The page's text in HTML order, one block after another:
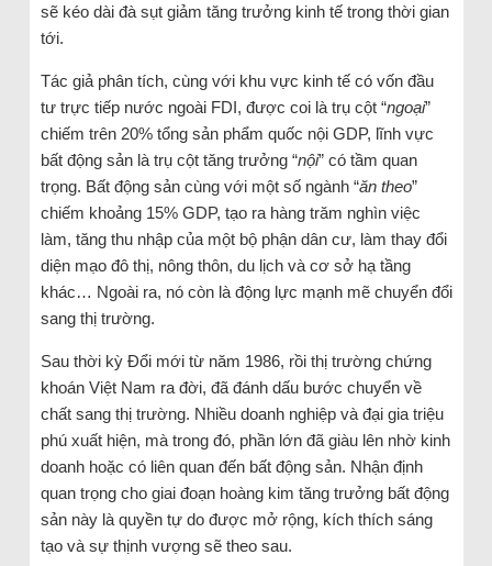
sẽ kéo dài đà sụt giảm tăng trưởng kinh tế trong thời gian
tới.
Tác giả phân tích, cùng với khu vực kinh tế có vốn đầu
tư trực tiếp nước ngoài FDI, được coi là trụ cột “ngoại”
chiếm trên 20% tổng sản phẩm quốc nội GDP, lĩnh vực
bất động sản là trụ cột tăng trưởng “nội” có tầm quan
trọng. Bất động sản cùng với một số ngành “ăn theo”
chiếm khoảng 15% GDP, tạo ra hàng trăm nghìn việc
làm, tăng thu nhập của một bộ phận dân cư, làm thay đổi
diện mạo đô thị, nông thôn, du lịch và cơ sở hạ tầng
khác… Ngoài ra, nó còn là động lực mạnh mẽ chuyển đổi
sang thị trường.
Sau thời kỳ Đổi mới từ năm 1986, rồi thị trường chứng
khoán Việt Nam ra đời, đã đánh dấu bước chuyển về
chất sang thị trường. Nhiều doanh nghiệp và đại gia triệu
phú xuất hiện, mà trong đó, phần lớn đã giàu lên nhờ kinh
doanh hoặc có liên quan đến bất động sản. Nhận định
quan trọng cho giai đoạn hoàng kim tăng trưởng bất động
sản này là quyền tự do được mở rộng, kích thích sáng
tạo và sự thịnh vượng sẽ theo sau.